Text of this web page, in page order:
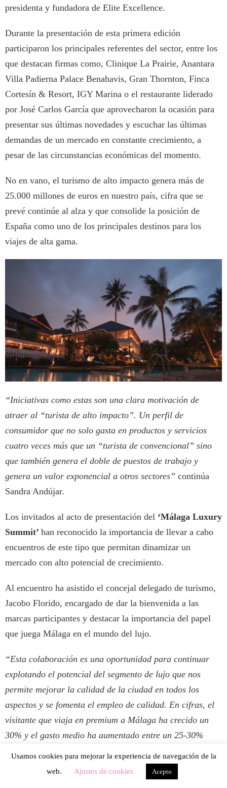
presidenta y fundadora de Elite Excellence.
Durante la presentación de esta primera edición
participaron los principales referentes del sector, entre los
que destacan firmas como, Clinique La Prairie, Anantara
Villa Padierna Palace Benahavis, Gran Thornton, Finca
Cortesín & Resort, IGY Marina o el restaurante liderado
por José Carlos García que aprovecharon la ocasión para
presentar sus últimas novedades y escuchar las últimas
demandas de un mercado en constante crecimiento, a
pesar de las circunstancias económicas del momento.
No en vano, el turismo de alto impacto genera más de
25.000 millones de euros en nuestro país, cifra que se
prevé continúe al alza y que consolide la posición de
España como uno de los principales destinos para los
viajes de alta gama.
“Iniciativas como estas son una clara motivación de
atraer al “turista de alto impacto”. Un perfil de
consumidor que no solo gasta en productos y servicios
cuatro veces más que un “turista de convencional” sino
que también genera el doble de puestos de trabajo y
genera un valor exponencial a otros sectores” continúa
Sandra Andújar.
Los invitados al acto de presentación del ‘Málaga Luxury
Summit’ han reconocido la importancia de llevar a cabo
encuentros de este tipo que permitan dinamizar un
mercado con alto potencial de crecimiento.
Al encuentro ha asistido el concejal delegado de turismo,
Jacobo Florido, encargado de dar la bienvenida a las
marcas participantes y destacar la importancia del papel
que juega Málaga en el mundo del lujo.
“Esta colaboración es una oportunidad para continuar
explotando el potencial del segmento de lujo que nos
permite mejorar la calidad de la ciudad en todos los
aspectos y se fomenta el empleo de calidad. En cifras, el
visitante que viaja en premium a Málaga ha crecido un
30% y el gasto medio ha aumentado entre un 25-30%
Además, la media de pernoctaciones está en 2,2 días
cuando hasta hace poco se encontraba por debajo de 2; y
Usamos cookies para mejorar la experiencia de navegación de la
web.
Ajustes de cookies Acepto